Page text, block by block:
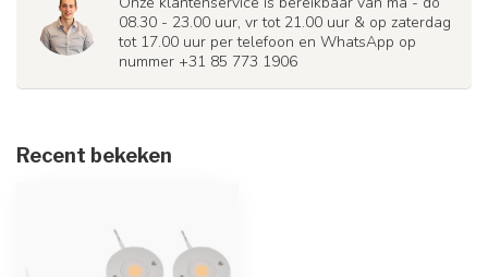
08.30 - 23.00 uur, vr tot 21.00 uur & op zaterdag
tot 17.00 uur per telefoon en WhatsApp op
nummer +31 85 773 1906
Recent bekeken